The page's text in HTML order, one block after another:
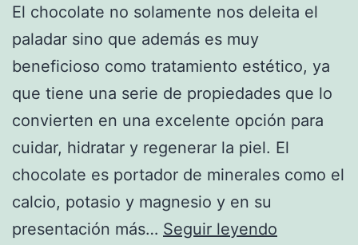
El chocolate no solamente nos deleita el
paladar sino que además es muy
beneficioso como tratamiento estético, ya
que tiene una serie de propiedades que lo
convierten en una excelente opción para
cuidar, hidratar y regenerar la piel. El
chocolate es portador de minerales como el
calcio, potasio y magnesio y en su
presentación más… Seguir leyendo